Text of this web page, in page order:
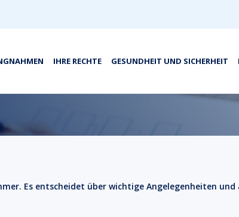
IHRE RECHTE GESUNDHEIT UND SICHERHEIT
Es entscheidet über wichtige Angelegenheiten